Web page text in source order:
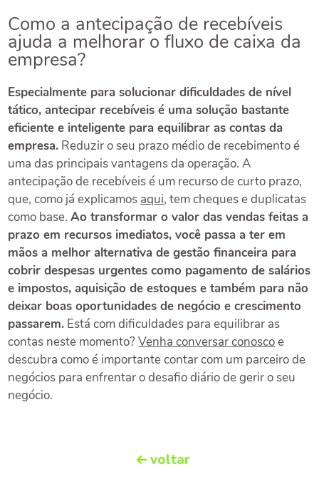
Como a antecipação de recebíveis
ajuda a melhorar o fluxo de caixa da
empresa?
Especialmente para solucionar dificuldades de nível
tático, antecipar recebíveis é uma solução bastante
eficiente e inteligente para equilibrar as contas da
empresa. Reduzir o seu prazo médio de recebimento é
uma das principais vantagens da operação. A
antecipação de recebíveis é um recurso de curto prazo,
que, como já explicamos aqui, tem cheques e duplicatas
como base. Ao transformar o valor das vendas feitas a
prazo em recursos imediatos, você passa a ter em
mãos a melhor alternativa de gestão financeira para
cobrir despesas urgentes como pagamento de salários
e impostos, aquisição de estoques e também para não
deixar boas oportunidades de negócio e crescimento
passarem. Está com dificuldades para equilibrar as
contas neste momento?Venha conversar conoscoe
descubra como é importante contar com um parceiro de
negócios para enfrentar o desafio diário de gerir o seu
negócio.
voltar